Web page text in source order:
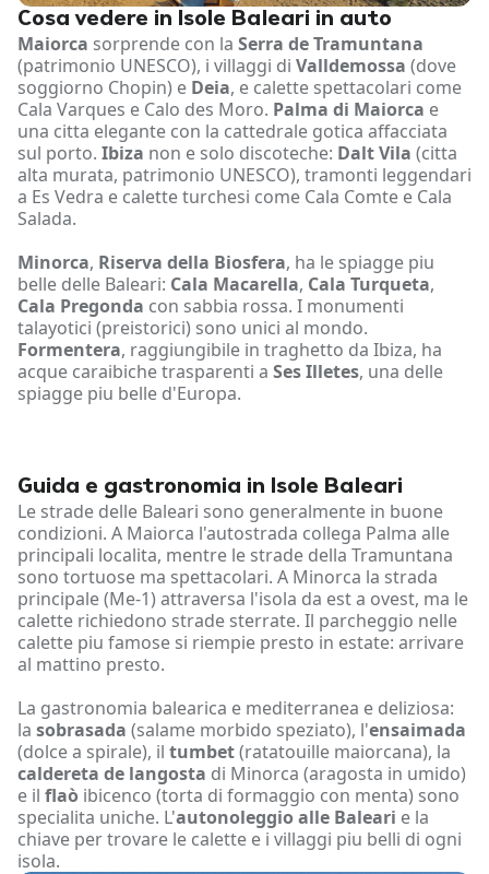
Cosa vedere in Isole Baleari in auto
Maiorca sorprende con la Serra de Tramuntana
(patrimonio UNESCO), i villaggi di Valldemossa (dove
soggiorno Chopin) e Deia, e calette spettacolari come
Cala Varques e Calo des Moro. Palma di Maiorca e
una citta elegante con la cattedrale gotica affacciata
sul porto. Ibiza non e solo discoteche: Dalt Vila (citta
alta murata, patrimonio UNESCO), tramonti leggendari
a Es Vedra e calette turchesi come Cala Comte e Cala
Salada.
Minorca, Riserva della Biosfera, ha le spiagge piu
belle delle Baleari: Cala Macarella, Cala Turqueta,
Cala Pregonda con sabbia rossa. I monumenti
talayotici (preistorici) sono unici al mondo.
Formentera, raggiungibile in traghetto da Ibiza, ha
acque caraibiche trasparenti a Ses Illetes, una delle
spiagge piu belle d'Europa.
Guida e gastronomia in Isole Baleari
Le strade delle Baleari sono generalmente in buone
condizioni. A Maiorca l'autostrada collega Palma alle
principali localita, mentre le strade della Tramuntana
sono tortuose ma spettacolari. A Minorca la strada
principale (Me-1) attraversa l'isola da est a ovest, ma le
calette richiedono strade sterrate. Il parcheggio nelle
calette piu famose si riempie presto in estate: arrivare
al mattino presto.
La gastronomia balearica e mediterranea e deliziosa:
la sobrasada (salame morbido speziato), l'ensaimada
(dolce a spirale), il tumbet(ratatouille maiorcana), la
caldereta de langosta di Minorca (aragosta in umido)
e il flaò ibicenco (torta di formaggio con menta) sono
specialita uniche. L'autonoleggio alle Baleari e la
chiave per trovare le calette e i villaggi piu belli di ogni
isola.